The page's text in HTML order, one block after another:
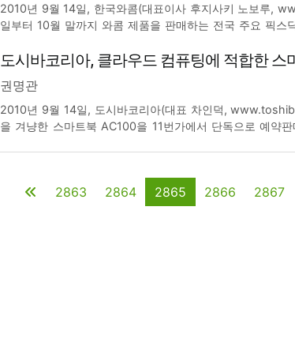
2010년 9월 14일, 한국와콤(대표이사 후지사키 노보루,
일부터 10월 말까지 와콤 제품을 판매하는 전국 주요 픽스
이벤트 참여방법은 픽스딕스 및 캐논프라자 매장에 방문해
도시바코리아, 클라우드 컴퓨팅에 적합한 스
권명관
2010년 9월 14일, 도시바코리아(대표 차인덕,
을 겨냥한 스마트북 AC100을 11번가에서 단독으로 예약
2863 2864 2865 2866 2867